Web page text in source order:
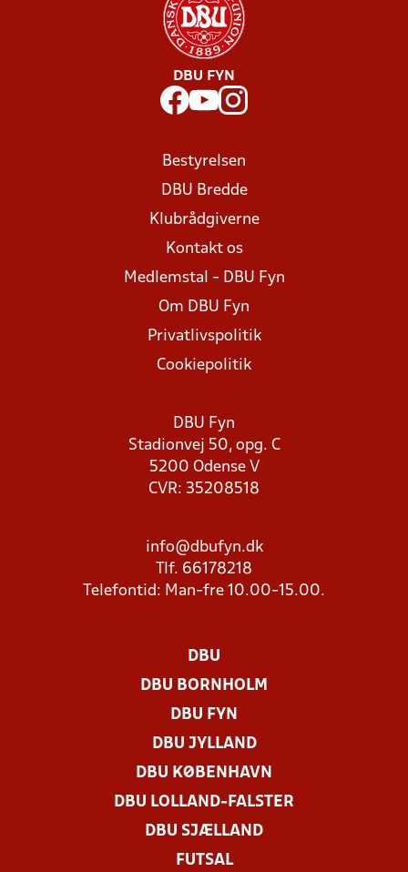
DBU FYN
Bestyrelsen
DBU Bredde
Klubrådgiverne
Kontakt os
Medlemstal - DBU Fyn
Om DBU Fyn
Privatlivspolitik
Cookiepolitik
DBU Fyn
Stadionvej 50, opg. C
5200 Odense V
CVR: 35208518
info@dbufyn.dk
Tlf. 66178218
Telefontid: Man-fre 10.00-15.00.
DBU
DBU BORNHOLM
DBU FYN
DBU JYLLAND
DBU KØBENHAVN
DBU LOLLAND-FALSTER
DBU SJÆLLAND
FUTSAL